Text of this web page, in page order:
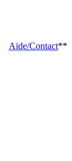
Aide/Contact**